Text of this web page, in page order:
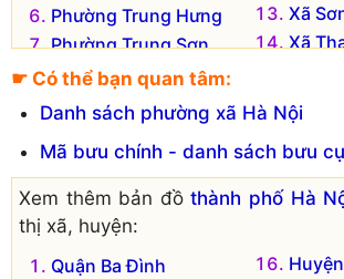
Phường Trung Hưng
Phường Trung Sơn
Trầm
Xã
Xã
☛ Có thể bạn quan tâm:
Danh sách phường xã Hà Nội
Mã bưu chính - danh sách bưu
Xem thêm bản đồthành phố Hà
thị xã, huyện:
Quận Ba Đình